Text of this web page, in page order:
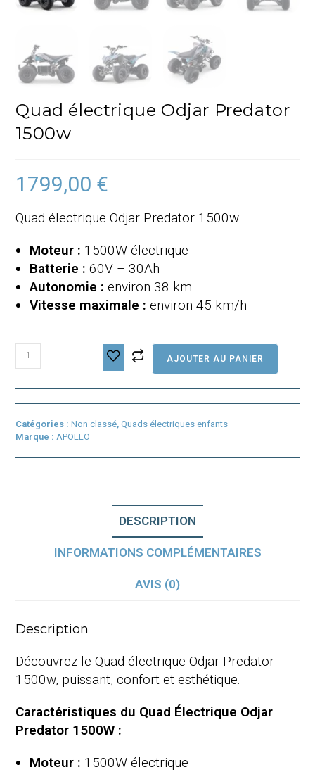
Quad électrique Odjar Predator
1500w
1799,00 €
Quad électrique Odjar Predator 1500w
Moteur : 1500W électrique
Batterie : 60V – 30Ah
Autonomie : environ 38 km
Vitesse maximale : environ 45 km/h
électrique
Odjar
1500w
AJOUTER AU PANIER
Catégories :Non classé,Quads électriques enfants
Marque : APOLLO
DESCRIPTION
INFORMATIONS COMPLÉMENTAIRES
AVIS (0)
Description
Découvrez le Quad électrique Odjar Predator
1500w, puissant, confort et esthétique.
Caractéristiques du Quad Électrique Odjar
Predator 1500W :
Moteur : 1500W électrique